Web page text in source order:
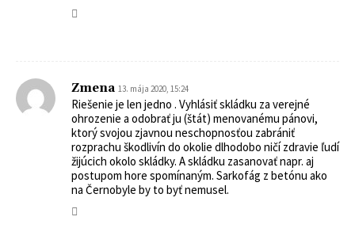
Zmena 13. mája 2020, 15:24
Riešenie je len jedno . Vyhlásiť skládku za verejné
ohrozenie a odobrať ju (štát) menovanému pánovi,
ktorý svojou zjavnou neschopnosťou zabrániť
rozprachu škodlivín do okolie dlhodobo ničí zdravie ľudí
žijúcich okolo skládky. A skládku zasanovať napr. aj
postupom hore spomínaným. Sarkofág z betónu ako
na Černobyle by to byť nemusel.